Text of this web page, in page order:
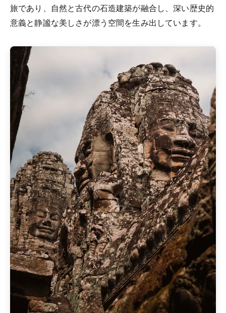
旅であり、自然と古代の石造建築が融合し、深い歴史的
意義と静謐な美しさが漂う空間を生み出しています。